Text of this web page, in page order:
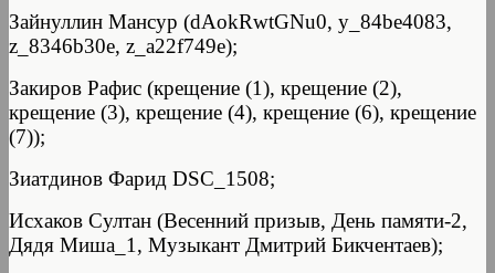
Зайнуллин Мансур (dAokRwtGNu0, y_84be4083,
z_8346b30e, z_a22f749e);
Закиров Рафис (крещение (1), крещение (2),
крещение (3), крещение (4), крещение (6), крещение
(7));
Зиатдинов Фарид DSC_1508;
Исхаков Султан (Весенний призыв, День памяти-2,
Дядя Миша_1, Музыкант Дмитрий Бикчентаев);